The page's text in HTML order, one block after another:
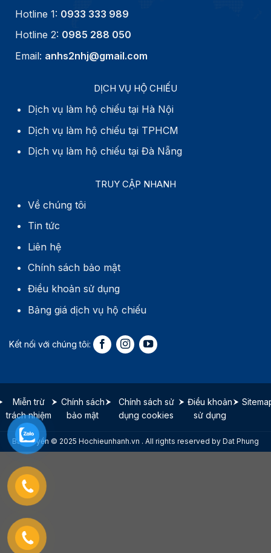
Hotline 1: 0933 333 989
Hotline 2: 0985 288 050
Email: anhs2nhj@gmail.com
DỊCH VỤ HỘ CHIẾU
Dịch vụ làm hộ chiếu tại Hà Nội
Dịch vụ làm hộ chiếu tại TPHCM
Dịch vụ làm hộ chiếu tại Đà Nẵng
TRUY CẬP NHANH
Về chúng tôi
Tin tức
Liên hệ
Chính sách bảo mật
Điều khoản sử dụng
Bảng giá dịch vụ hộ chiếu
Miễn trừ
trách nhiệm
Chính sách
bảo mật
Chính sách sử
dụng cookies
Điều khoản
sử dụng
Bản quyền © 2025 Hochieunhanh.vn . All rights reserved by Dat Phung